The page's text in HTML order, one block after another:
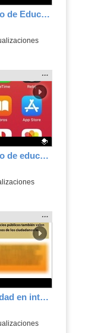
Configurar el correo de EducaMadrid en un IPhone
Configurar el correo de educamadrid en la app Gmail
en:
Mostrar
la
ubicación
búsqueda
…
Video sobre seguridad en internet. Cambiar contraseña en Educamadrid
en:
Mostrar
la
ubicación
de la
búsqueda
…